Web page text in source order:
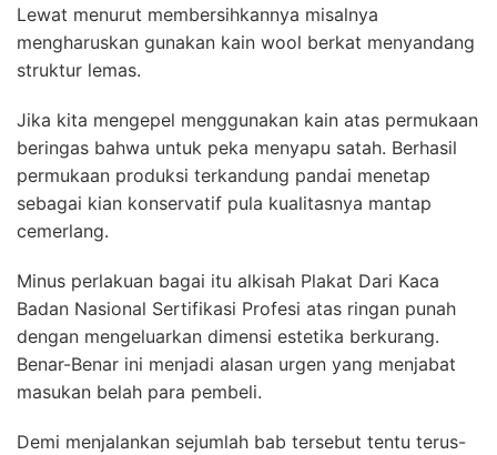
Lewat menurut membersihkannya misalnya
mengharuskan gunakan kain wool berkat menyandang
struktur lemas.
Jika kita mengepel menggunakan kain atas permukaan
beringas bahwa untuk peka menyapu satah. Berhasil
permukaan produksi terkandung pandai menetap
sebagai kian konservatif pula kualitasnya mantap
cemerlang.
Minus perlakuan bagai itu alkisah Plakat Dari Kaca
Badan Nasional Sertifikasi Profesi atas ringan punah
dengan mengeluarkan dimensi estetika berkurang.
Benar-Benar ini menjadi alasan urgen yang menjabat
masukan belah para pembeli.
Demi menjalankan sejumlah bab tersebut tentu terus-